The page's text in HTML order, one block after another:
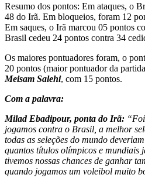
Resumo dos pontos: Em ataques, o
48 do Irã. Em bloqueios, foram 12
Em saques, o Irã marcou 05 pontos
Brasil cedeu 24 pontos contra 34
Os maiores pontuadores foram, o
20 pontos (maior pontuador da
Meisam Salehi, com 15 pontos.
Com a palavra:
Milad Ebadipour, ponta do Irã:
jogamos contra o Brasil, a melhor
todas as seleções do mundo
quantos títulos olímpicos e mundiais
tivemos nossas chances de ganhar
quando jogamos um voleibol muito